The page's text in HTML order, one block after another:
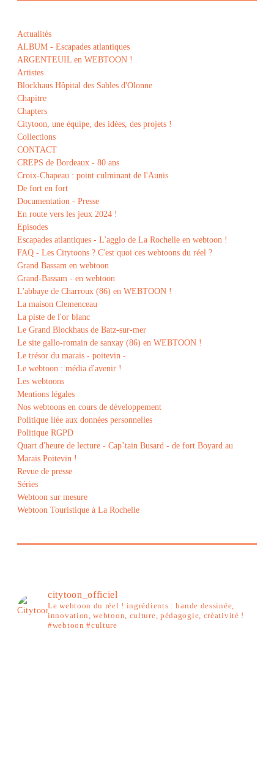
Actualités
ALBUM - Escapades atlantiques
ARGENTEUIL en WEBTOON !
Artistes
Blockhaus Hôpital des Sables d'Olonne
Chapitre
Chapters
Citytoon, une équipe, des idées, des projets !
Collections
CONTACT
CREPS de Bordeaux - 80 ans
Croix-Chapeau : point culminant de l'Aunis
De fort en fort
Documentation - Presse
En route vers les jeux 2024 !
Episodes
Escapades atlantiques - L'agglo de La Rochelle en webtoon !
FAQ - Les Citytoons ? C'est quoi ces webtoons du réel ?
Grand Bassam en webtoon
Grand-Bassam - en webtoon
L'abbaye de Charroux (86) en WEBTOON !
La maison Clemenceau
La piste de l'or blanc
Le Grand Blockhaus de Batz-sur-mer
Le site gallo-romain de sanxay (86) en WEBTOON !
Le trésor du marais - poitevin -
Le webtoon : média d'avenir !
Les webtoons
Mentions légales
Nos webtoons en cours de développement
Politique liée aux données personnelles
Politique RGPD
Quart d'heure de lecture - Cap’tain Busard - de fort Boyard au
Marais Poitevin !
Revue de presse
Séries
Webtoon sur mesure
Webtoon Touristique à La Rochelle
citytoon_officiel
Le webtoon du réel ! ingrédients : bande dessinée,
innovation, webtoon, culture, pédagogie, créativité !
#webtoon #culture